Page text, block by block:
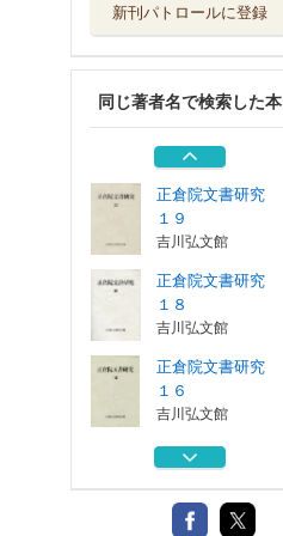
新刊パトロールに登録
同じ著者名で検索した本
正倉院文書研究
吉川弘文館
正倉院文書研究
１３
吉川弘文館
正倉院文書研究
１９
吉川弘文館
正倉院文書研究
１８
吉川弘文館
正倉院文書研究
１６
吉川弘文館
正倉院文書研究
吉川弘文館